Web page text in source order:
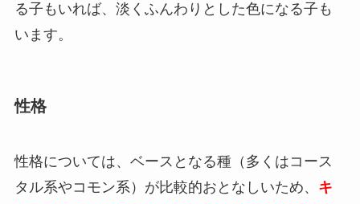
る子もいれば、淡くふんわりとした色になる子も
います。
性格
性格については、ベースとなる種（多くはコース
タル系やコモン系）が比較的おとなしいため、 キ